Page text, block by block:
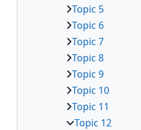
Topic 5
Topic 6
Topic 7
Topic 8
Topic 9
Topic 10
Topic 11
Topic 12